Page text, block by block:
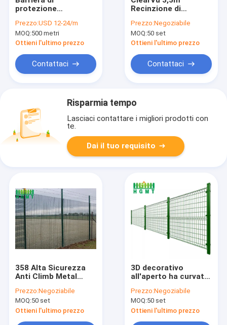
protezione
con telaio in
alluminio
Prezzo:USD 12-24/m
MOQ:500 metri
Ottieni l'ultimo prezzo
Contattaci
Recinzione di
Recinzione a maglia
di filo anti-scala
Prezzo:Negoziabile
MOQ:50 set
Ottieni l'ultimo prezzo
Contattaci
Risparmia tempo
Lasciaci contattare i migliori prodotti con
te.
Dai il tuo requisito
358 Alta Sicurezza
Anti Climb Metal
Vista 3D Modellato
Sport Farm
Recinzione
Accessori
Prezzo:Negoziabile
MOQ:50 set
Ottieni l'ultimo prezzo
3D decorativo
all'aperto ha curvato
Mesh Garden Fence
For Fence del cavo
Prezzo:Negoziabile
MOQ:50 set
Ottieni l'ultimo prezzo